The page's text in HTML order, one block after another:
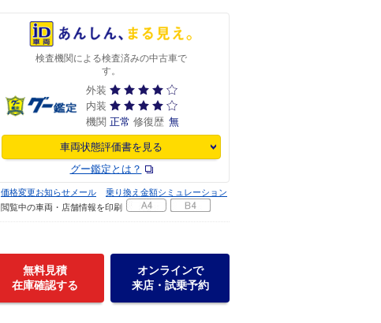
検査機関による検査済みの中古車で
す。
外装
内装
機関 正常 修復歴 無
車両状態評価書を見る
グー鑑定とは？
価格変更お知らせメール
乗り換え金額シミュレーション
閲覧中の車両・店舗情報を印刷
無料見積
在庫確認する
オンラインで
来店・試乗予約